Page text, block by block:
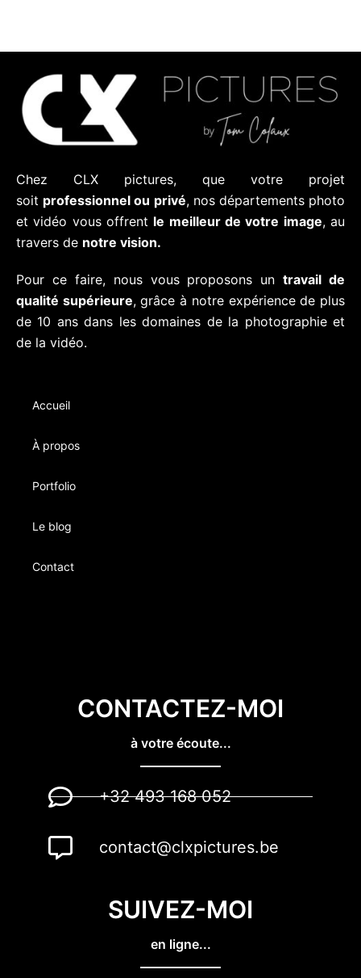
Chez CLX pictures, que votre projet
soit professionnel ou privé, nos départements photo
et vidéo vous offrent le meilleur de votre image, au
travers de notre vision.
Pour ce faire, nous vous proposons untravail de
qualité supérieure, grâce à notre expérience de plus
de 10 ans dans les domaines de la photographie et
de la vidéo.
Accueil
À propos
Portfolio
Le blog
Contact
CONTACTEZ-MOI
à votre écoute...
+32 493 168 052
contact@clxpictures.be
SUIVEZ-MOI
en ligne...